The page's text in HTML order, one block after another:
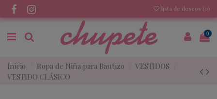
lista de deseos (0)
0
Inicio Ropa de Niña para Bautizo
VESTIDOS
VESTIDO CLÁSICO